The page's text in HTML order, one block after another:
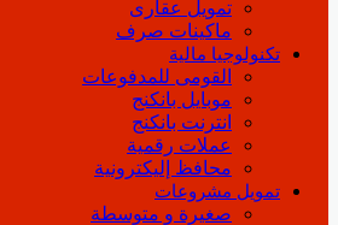
تمويل عقارى
ماكينات صرف
تكنولوجيا مالية
القومى للمدفوعات
موبايل بانكنج
انترنت بانكنج
عملات رقمية
محافظ إليكترونية
تمويل مشروعات
صغيرة و متوسطة